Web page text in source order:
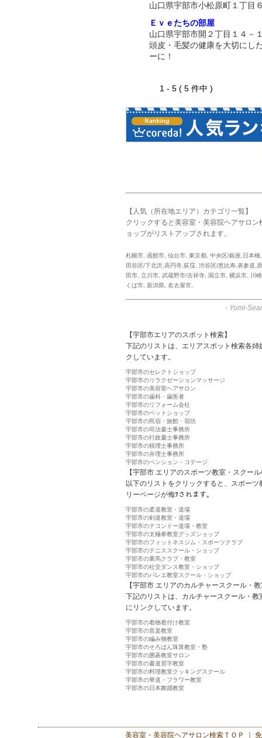
山口県宇部市小松原町１丁目
Ｅｖｅたちの部屋
山口県宇部市開２丁目１４－
頭皮・毛髪の健康を大切にし
ーに！
1 - 5 ( 5 件中 )
【人気（所在地エリア）カテゴリ一覧】
クリックすると美容室・美容院ヘアサロ
ョップがリストアップされます。
札幌市 函館市 仙台市 東京都 中央区/銀座,日本橋
田谷区/下北沢,高円寺,荻窪 渋谷区/恵比寿,表参道,
田市
立川市 武蔵野市/吉祥寺 国立市 横浜市
川
くば市 新潟県 名古屋市
- Yomi-
【宇部市エリアのスポット検索】
下記のリストは、エリアスポット検索各
クしています。
宇部市のセレクトショップ
宇部市のリラクゼーションマッサージ
宇部市の美容室ヘアサロン
宇部市の歯科・歯医者
宇部市のリフォーム会社
宇部市のペットショップ
宇部市の民宿・旅館・宿坊
宇部市の司法書士事務所
宇部市の行政書士事務所
宇部市の税理士事務所
宇部市の弁理士事務所
宇部市のペンション・コテージ
【宇部市 エリアのスポーツ教室・スクー
以下のリストをクリックすると、スポー
リーページが侮ｦされます。
宇部市の柔道教室・道場
宇部市の剣道教室・道場
宇部市のテコンドー道場・教室
宇部市の太極拳教室グッズショップ
宇部市のフィットネスジム・スポーツクラブ
宇部市のテニススクール・ショップ
宇部市の乗馬クラブ・教室
宇部市の社交ダンス教室・ショップ
宇部市のバレエ教室スクール・ショップ
【宇部市 エリアのカルチャースクール・
下記のリストは、カルチャースクール・
にリンクしています。
宇部市の着物着付け教室
宇部市の音楽教室
宇部市の編み物教室
宇部市のそろばん珠算教室・塾
宇部市の囲碁教室サロン
宇部市の書道習字教室
宇部市の料理教室クッキングスクール
宇部市の華道・フラワー教室
宇部市の日本舞踊教室
美容室・美容院ヘアサロン検索 ＴＯＰ ｜